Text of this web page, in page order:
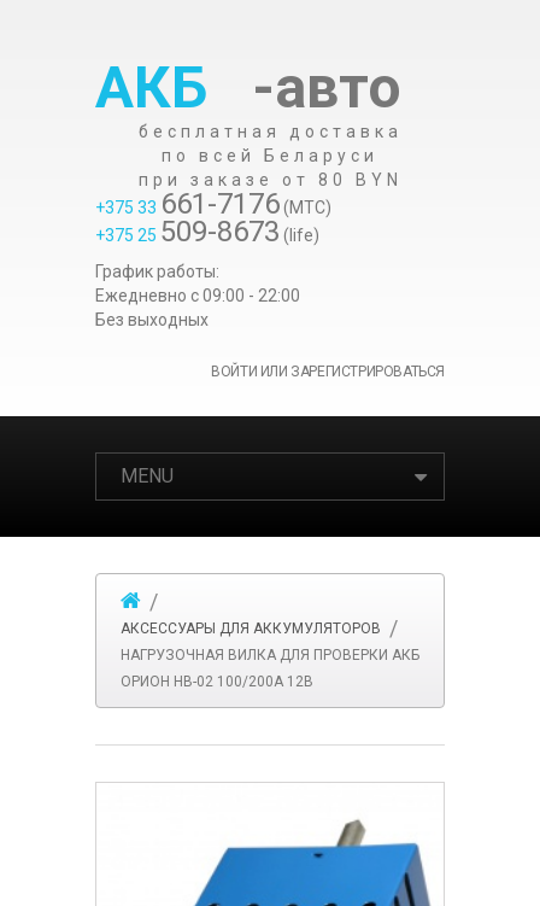
АКБ -авто
бесплатная доставка
по всей Беларуси
при заказе от 80 BYN
+375 33 661-7176(МТС)
+375 25 509-8673 (life)
График работы:
Ежедневно c 09:00 - 22:00
Без выходных
ВОЙТИ ИЛИ ЗАРЕГИСТРИРОВАТЬСЯ
MENU
АКСЕССУАРЫ ДЛЯ АККУМУЛЯТОРОВ
НАГРУЗОЧНАЯ ВИЛКА ДЛЯ ПРОВЕРКИ АКБ
ОРИОН HB-02 100/200А 12В